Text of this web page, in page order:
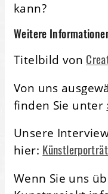
kann?
Weitere
Titelbild von
Von uns
finden Sie unter
Unsere
hier:
Wenn Sie uns